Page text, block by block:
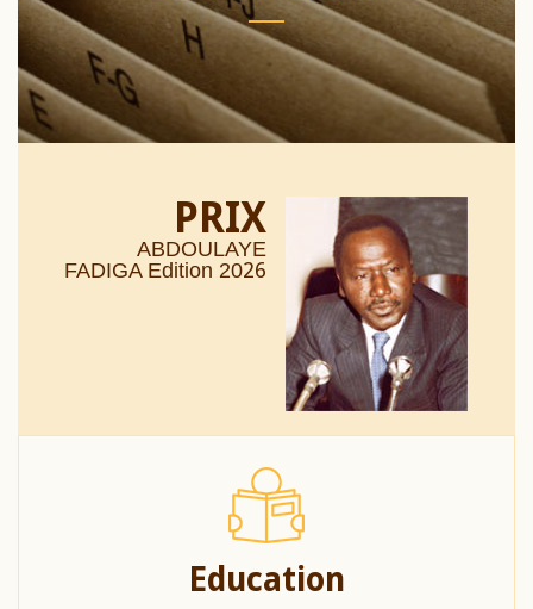
PRIX
ABDOULAYE
FADIGA Edition 2026
Education